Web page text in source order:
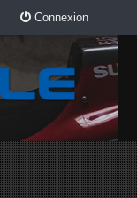
Connexion